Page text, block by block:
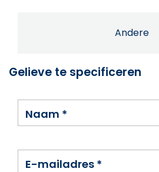
Andere
Gelieve te specificeren
Naam *
E-mailadres *